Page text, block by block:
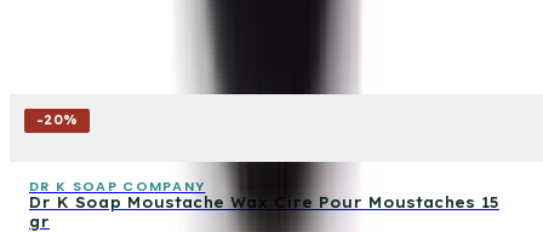
-20%
DR K SOAP COMPANY
Dr K Soap Moustache Wax Cire Pour Moustaches 15
gr